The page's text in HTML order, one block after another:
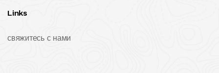
Links
свяжитесь с нами